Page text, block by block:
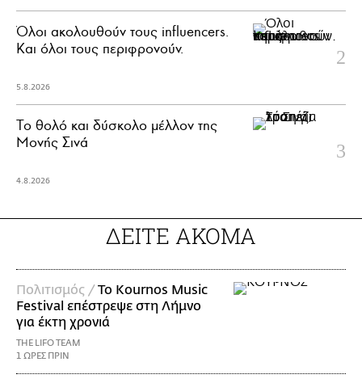
Όλοι ακολουθούν τους influencers.
Και όλοι τους περιφρονούν.
5.8.2026
Το θολό και δύσκολο μέλλον της
Μονής Σινά
4.8.2026
ΔΕΙΤΕ ΑΚΟΜΑ
Πολιτισμός /Το Kournos Music
Festival επέστρεψε στη Λήμνο
για έκτη χρονιά
THE LIFO TEAM
1 ΩΡΕΣ ΠΡΙΝ